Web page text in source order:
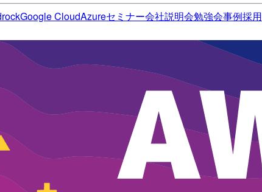
Google CloudAzureセミナー会社説明会勉強会事例採用